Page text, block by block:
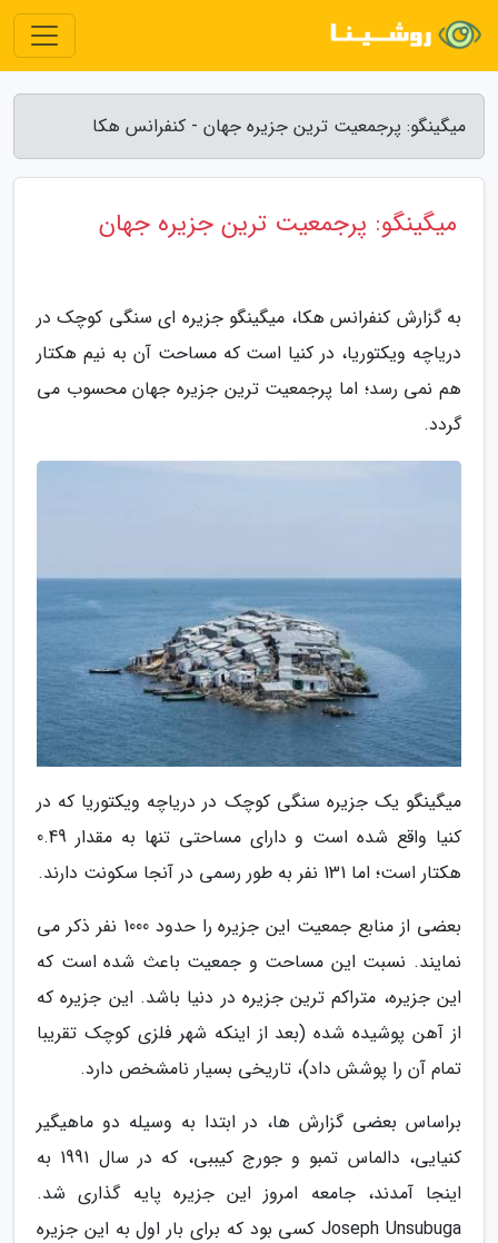
میگینگو: پرجمعیت ترین جزیره جهان - کنفرانس هکا
میگینگو: پرجمعیت ترین جزیره جهان
به گزارش کنفرانس هکا، میگینگو جزیره ای سنگی کوچک در
دریاچه ویکتوریا، در کنیا است که مساحت آن به نیم هکتار
هم نمی رسد؛ اما پرجمعیت ترین جزیره جهان محسوب می
گردد.
میگینگو یک جزیره سنگی کوچک در دریاچه ویکتوریا که در
کنیا واقع شده است و دارای مساحتی تنها به مقدار 0.49
هکتار است؛ اما 131 نفر به طور رسمی در آنجا سکونت دارند.
بعضی از منابع جمعیت این جزیره را حدود 1000 نفر ذکر می
نمایند. نسبت این مساحت و جمعیت باعث شده است که
این جزیره، متراکم ترین جزیره در دنیا باشد. این جزیره که
از آهن پوشیده شده (بعد از اینکه شهر فلزی کوچک تقریبا
تمام آن را پوشش داد)، تاریخی بسیار نامشخص دارد.
براساس بعضی گزارش ها، در ابتدا به وسیله دو ماهیگیر
کنیایی، دالماس تمبو و جورج کیببی، که در سال 1991 به
اینجا آمدند، جامعه امروز این جزیره پایه گذاری شد.
Joseph Unsubuga کسی بود که برای بار اول به این جزیره